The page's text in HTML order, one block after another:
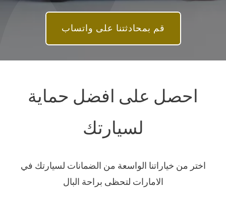
قم بمحادثتنا على واتساب
احصل على افضل حماية
لسيارتك
اختر من خياراتنا الواسعة من الضمانات لسيارتك في
الامارات لتحظى براحة البال